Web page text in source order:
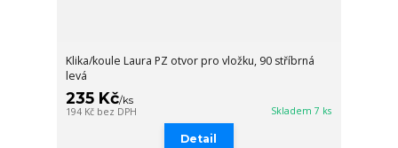
Klika/koule Laura PZ otvor pro vložku, 90 stříbrná
levá
235 Kč/ks
194 Kč bez DPH Skladem 7 ks
Detail